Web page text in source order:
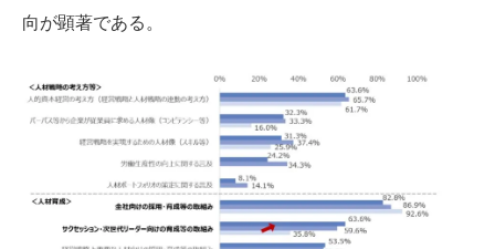
向が顕著である。